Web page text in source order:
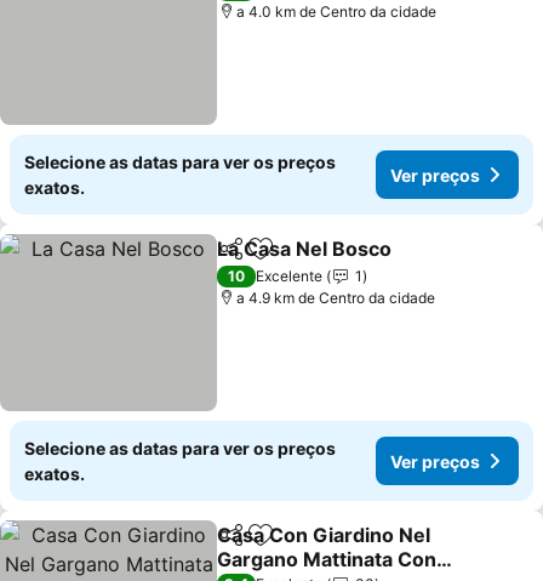
a 4.0 km de Centro da cidade
Selecione as datas para ver os preços
exatos.
Ver preços
PartilharAdicionar aos favoritos
La Casa Nel Bosco
10 Excelente
1
a 4.9 km de Centro da cidade
Selecione as datas para ver os preços
exatos.
Ver preços
PartilharAdicionar aos favoritos
Casa Con Giardino Nel
Gargano Mattinata Con